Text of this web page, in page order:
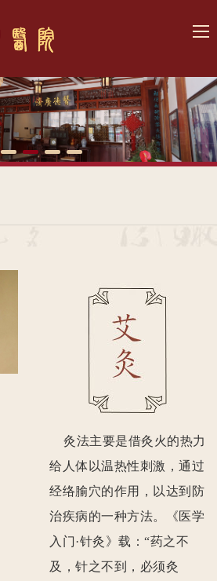
灸法主要是借灸火的热力
给人体以温热性刺激，通过
经络腧穴的作用，以达到防
治疾病的一种方法。《医学
入门·针灸》载：“药之不
及，针之不到，必须灸